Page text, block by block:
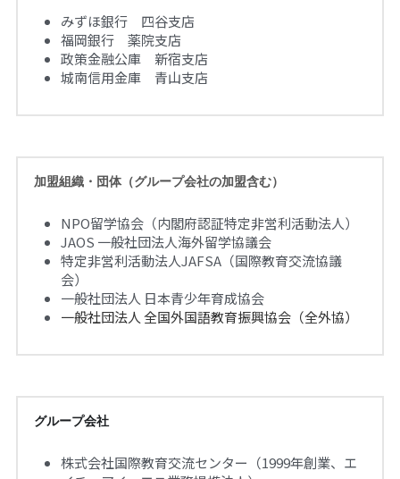
みずほ銀行　四谷支店
福岡銀行　薬院支店
政策金融公庫　新宿支店
城南信用金庫　青山支店
加盟組織・団体（グループ会社の加盟含む）
NPO留学協会（内閣府認証特定非営利活動法人）
JAOS 一般社団法人海外留学協議会
特定非営利活動法人JAFSA（国際教育交流協議
会）
一般社団法人 日本青少年育成協会
一般社団法人 全国外国語教育振興協会（全外協）
グループ会社
株式会社国際教育交流センター（1999年創業、エ